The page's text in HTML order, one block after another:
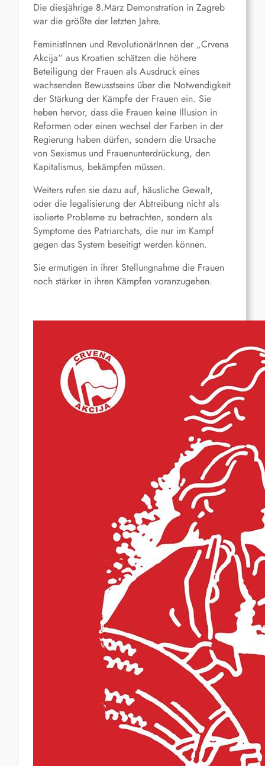
Die diesjährige 8.März Demonstration in Zagreb
war die größte der letzten Jahre.
FeministInnen und RevolutionärInnen der „Crvena
Akcija“ aus Kroatien schätzen die höhere
Beteiligung der Frauen als Ausdruck eines
wachsenden Bewusstseins über die Notwendigkeit
der Stärkung der Kämpfe der Frauen ein. Sie
heben hervor, dass die Frauen keine Illusion in
Reformen oder einen wechsel der Farben in der
Regierung haben dürfen, sondern die Ursache
von Sexismus und Frauenunterdrückung, den
Kapitalismus, bekämpfen müssen.
Weiters rufen sie dazu auf, häusliche Gewalt,
oder die legalisierung der Abtreibung nicht als
isolierte Probleme zu betrachten, sondern als
Symptome des Patriarchats, die nur im Kampf
gegen das System beseitigt werden können.
Sie ermutigen in ihrer Stellungnahme die Frauen
noch stärker in ihren Kämpfen voranzugehen.